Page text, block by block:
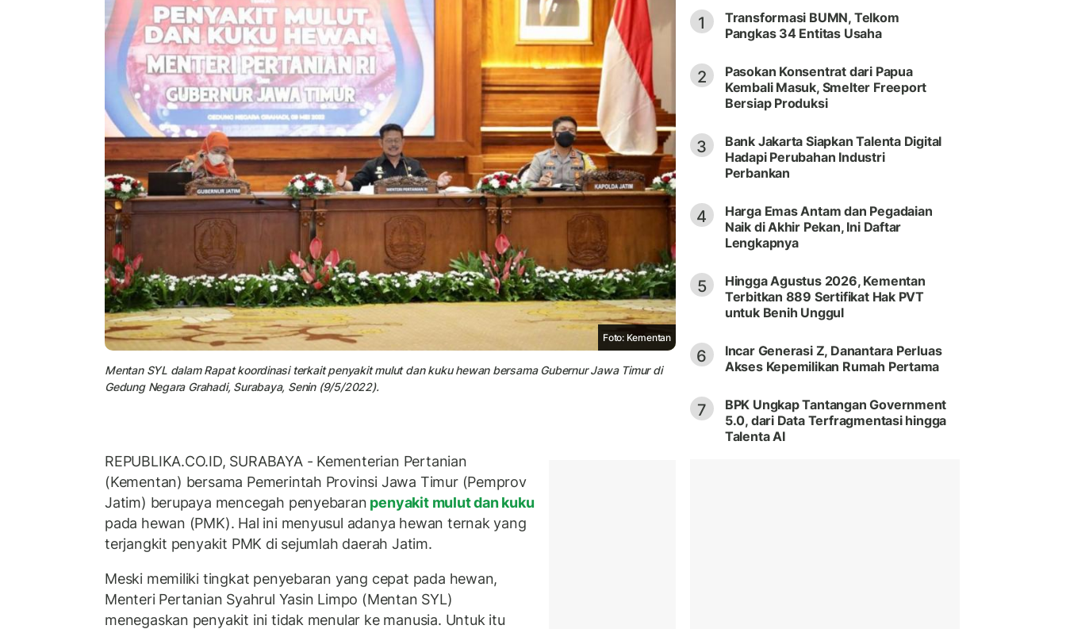
Foto: Kementan
Mentan SYL dalam Rapat koordinasi terkait penyakit mulut dan kuku hewan bersama Gubernur Jawa Timur di
Gedung Negara Grahadi, Surabaya, Senin (9/5/2022).
REPUBLIKA.CO.ID, SURABAYA - Kementerian Pertanian
(Kementan) bersama Pemerintah Provinsi Jawa Timur (Pemprov
Jatim) berupaya mencegah penyebaran penyakit mulut dan kuku
pada hewan (PMK). Hal ini menyusul adanya hewan ternak yang
terjangkit penyakit PMK di sejumlah daerah Jatim.
Meski memiliki tingkat penyebaran yang cepat pada hewan,
Menteri Pertanian Syahrul Yasin Limpo (Mentan SYL)
menegaskan penyakit ini tidak menular ke manusia. Untuk itu
1
Transformasi BUMN, Telkom
Pangkas 34 Entitas Usaha
2
Pasokan Konsentrat dari Papua
Kembali Masuk, Smelter Freeport
Bersiap Produksi
3
Bank Jakarta Siapkan Talenta Digital
Hadapi Perubahan Industri
Perbankan
4
Harga Emas Antam dan Pegadaian
Naik di Akhir Pekan, Ini Daftar
Lengkapnya
5
Hingga Agustus 2026, Kementan
Terbitkan 889 Sertifikat Hak PVT
untuk Benih Unggul
6
Incar Generasi Z, Danantara Perluas
Akses Kepemilikan Rumah Pertama
7
BPK Ungkap Tantangan Government
5.0, dari Data Terfragmentasi hingga
Talenta AI